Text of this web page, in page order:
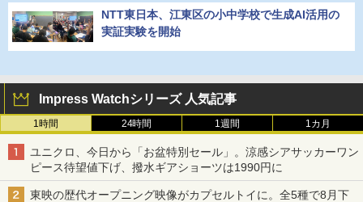
NTT東日本、江東区の小中学校で生成AI活用の
実証実験を開始
Impress Watchシリーズ 人気記事
1時間 24時間 1週間 1カ月
ユニクロ、今日から「お盆特別セール」。涼感シアサッカーワン
ピース待望値下げ、撥水ギアショーツは1990円に
東映の歴代オープニング映像がカプセルトイに。全5種で8月下